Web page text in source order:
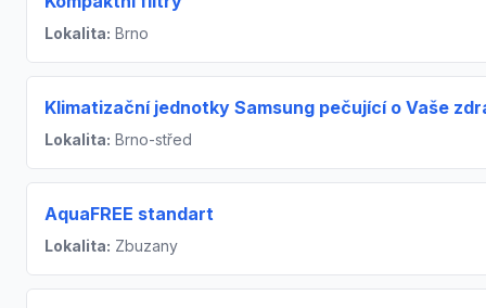
Lokalita: Brno
Klimatizační jednotky Samsung pečující o Vaše
Lokalita: Brno-střed
AquaFREE standart
Lokalita: Zbuzany